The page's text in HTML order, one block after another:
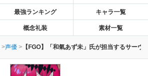
最強ランキング キャラ一覧
概念礼装 素材一覧
声優 【FGO】「和氣あず未」氏が担当するサーヴ